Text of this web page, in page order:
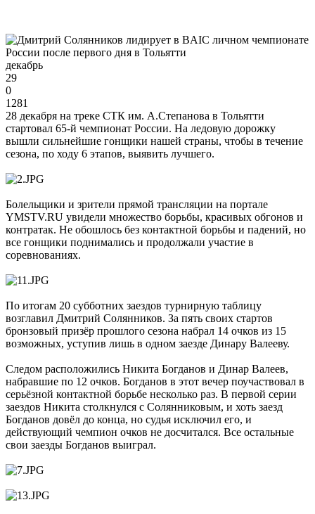
декабрь
29
0
1281
28 декабря на треке СТК им. А.Степанова в Тольятти
стартовал 65-й чемпионат России. На ледовую дорожку
вышли сильнейшие гонщики нашей страны, чтобы в течение
сезона, по ходу 6 этапов, выявить лучшего.
Болельщики и зрители прямой трансляции на портале
YMSTV.RU увидели множество борьбы, красивых обгонов и
контратак. Не обошлось без контактной борьбы и падений, но
все гонщики поднимались и продолжали участие в
соревнованиях.
По итогам 20 субботних заездов турнирную таблицу
возглавил Дмитрий Солянников. За пять своих стартов
бронзовый призёр прошлого сезона набрал 14 очков из 15
возможных, уступив лишь в одном заезде Динару Валееву.
Следом расположились Никита Богданов и Динар Валеев,
набравшие по 12 очков. Богданов в этот вечер поучаствовал в
серьёзной контактной борьбе несколько раз. В первой серии
заездов Никита столкнулся с Солянниковым, и хоть заезд
Богданов довёл до конца, но судья исключил его, и
действующий чемпион очков не досчитался. Все остальные
свои заезды Богданов выиграл.